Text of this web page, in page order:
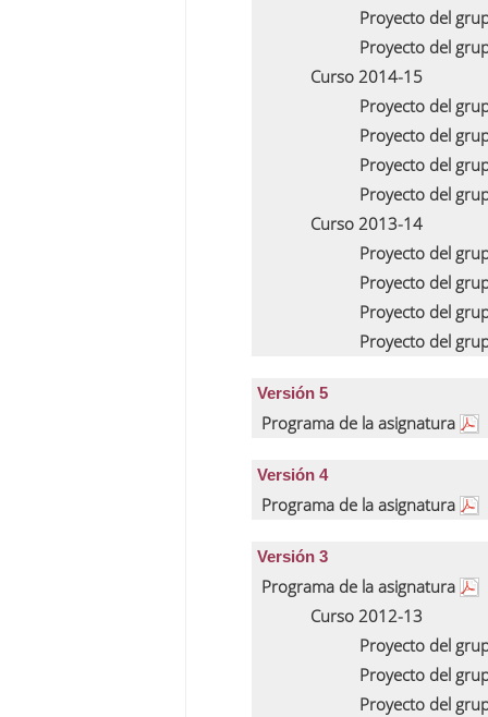
Proyecto del
Proyecto del
Curso 2014-15
Proyecto del
Proyecto del
Proyecto del
Proyecto del
Curso 2013-14
Proyecto del
Proyecto del
Proyecto del
Proyecto del
Versión 5
Programa de la asignatura
Versión 4
Programa de la asignatura
Versión 3
Programa de la asignatura
Curso 2012-13
Proyecto del
Proyecto del
Proyecto del